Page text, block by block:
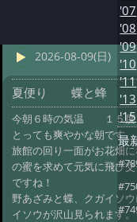
2026-08-09(日)
夏便り 蝶と蜂
今朝６時の気温 １５
とっても爽やかな朝です。
旅館の回り一面がお花畑
の蜜を求めて元気に飛び
ですね！
野あざみと蝶、クガイソ
イソウが沢山見られます。
'07
'08
'09
'10
'11
'13
'15
最